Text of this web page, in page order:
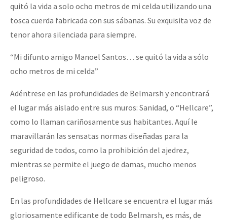
quitó la vida a solo ocho metros de mi celda utilizando una
tosca cuerda fabricada con sus sábanas. Su exquisita voz de
tenor ahora silenciada para siempre.
“Mi difunto amigo Manoel Santos… se quitó la vida a sólo
ocho metros de mi celda”
Adéntrese en las profundidades de Belmarsh y encontrará
el lugar más aislado entre sus muros: Sanidad, o “Hellcare”,
como lo llaman cariñosamente sus habitantes. Aquí le
maravillarán las sensatas normas diseñadas para la
seguridad de todos, como la prohibición del ajedrez,
mientras se permite el juego de damas, mucho menos
peligroso.
En las profundidades de Hellcare se encuentra el lugar más
gloriosamente edificante de todo Belmarsh, es más, de